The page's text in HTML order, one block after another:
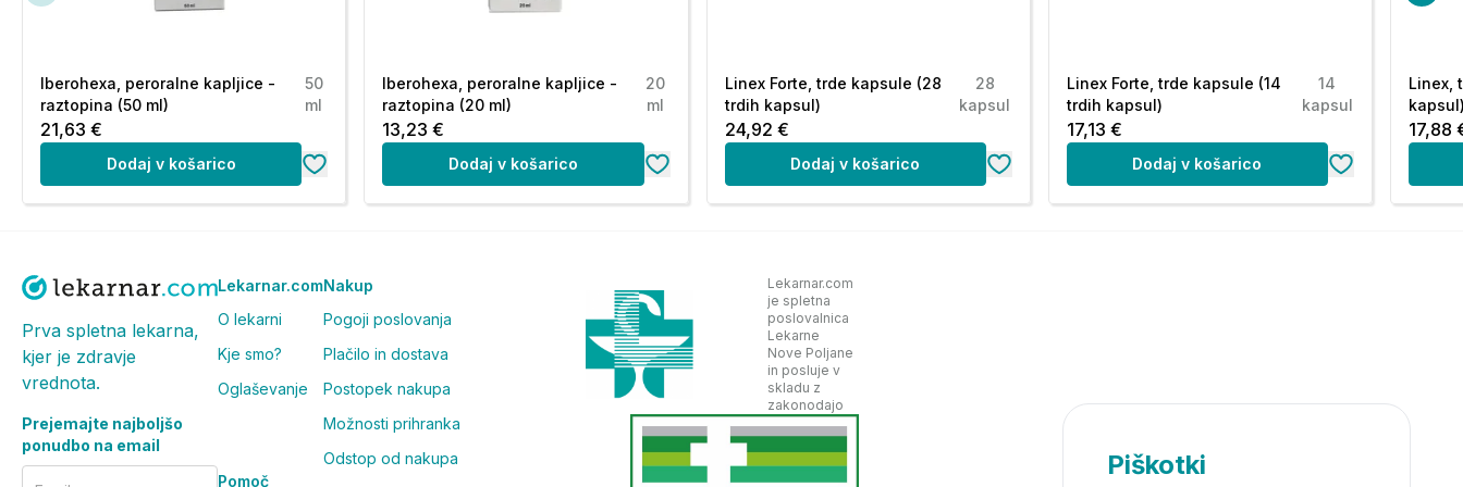
Obvestite zdravnika ali farmacevta, če jemljete, ste pred kratkim jemali ali pa boste morda začeli jemati
Zdravilo Carbo medicinalis skupaj s hrano in pijačo
Zdravilo vzemite po jedi. Zrnca raztopite v 200 ml vode ali čaja.
Nosečnost dojenje in plodnost
Pri nosečnicah in doječih materah niso opažali nobenih težav v zvezi z uporabo aktivnega oglja.
V literaturi ni podatkov, da bi zdravilo Carbo medicinalis vplivalo na nosečnost, dojenje in plodnost.
Vpliv na sposobnost upravljanja vozil in strojev
Aktivno oglje ne vpliva na sposobnost upravljanja vozil in strojev.
Zdravilo Carbo medicinalis vsebuje laktozo in saharozo.
50 g zrnc vsebuje 13,3 g laktoze in 14 g saharoze.
Iberohexa, peroralne kapljice -
raztopina (50 ml)
50
ml
21,63 €
Dodaj v košarico
Iberohexa, peroralne kapljice -
raztopina (20 ml)
20
ml
13,23 €
Dodaj v košarico
Linex Forte, trde kapsule (28
trdih kapsul)
28
kapsul
24,92 €
Dodaj v košarico
Linex Forte, trde kapsule (14
trdih kapsul)
14
kapsul
17,13 €
Dodaj v košarico
Linex,
17,88
Prva spletna lekarna,
kjer je zdravje
vrednota.
Prejemajte najboljšo
ponudbo na email
Lekarnar.com
O lekarni
Kje smo?
Oglaševanje
Nakup
Pogoji poslovanja
Plačilo in dostava
Postopek nakupa
Možnosti prihranka
Odstop od nakupa
Pomoč
Lekarnar.com
je spletna
poslovalnica
Lekarne
Nove Poljane
in posluje v
skladu z
zakonodajo
Piškotki